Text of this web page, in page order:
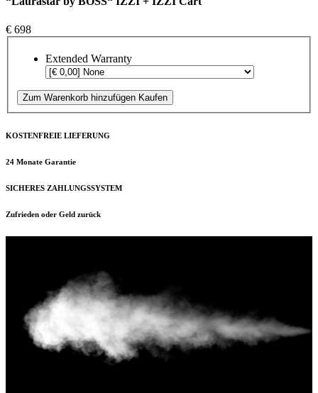
€ 698
Extended Warranty
Zum Warenkorb hinzufügen Kaufen
KOSTENFREIE LIEFERUNG
24 Monate Garantie
SICHERES ZAHLUNGSSYSTEM
Zufrieden oder Geld zurück